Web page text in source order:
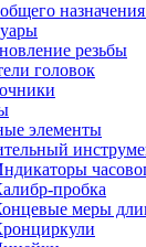
назначения
резьбы
головок
элементы
пробка
меры